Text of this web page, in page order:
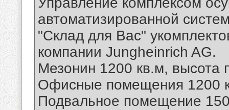
автоматизированной
"Склад для Вас"
компании Jungheinrich AG.
Мезонин 1200 кв.м, высота
Офисные помещения 1200
Подвальное помещение